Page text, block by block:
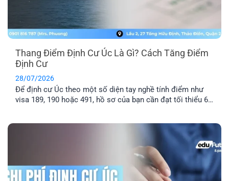
Thang Điểm Định Cư Úc Là Gì? Cách Tăng Điểm
Định Cư
28/07/2026
Để định cư Úc theo một số diện tay nghề tính điểm như
visa 189, 190 hoặc 491, hồ sơ của bạn cần đạt tối thiểu 65